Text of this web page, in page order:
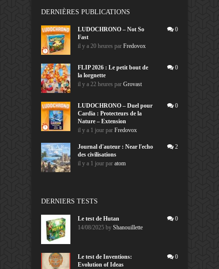
DERNIÈRES PUBLICATIONS
LUDOCHRONO – Not So
Fast
il y a 20 heures par Fredovox
0
FLIP 2026 : Le petit bout de
la lorgnette
il y a 22 heures par Grovast
0
LUDOCHRONO – Duel pour
Cardia : Protecteurs de la
Nature – Extension
il y a 1 jour par Fredovox
0
Journal d'auteur : Near l'echo
des civilisations
il y a 1 jour par atom
2
DERNIERS TESTS
Le test de Hutan
14/08/2025 by Shanouillette
0
Le test de Inventions:
Evolution of Ideas
0